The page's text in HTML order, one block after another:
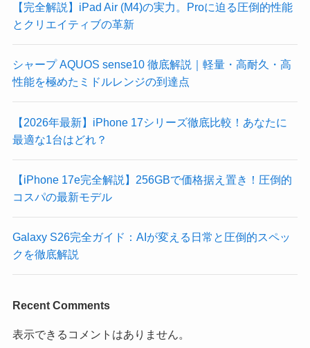
【完全解説】iPad Air (M4)の実力。Proに迫る圧倒的性能
とクリエイティブの革新
シャープ AQUOS sense10 徹底解説｜軽量・高耐久・高
性能を極めたミドルレンジの到達点
​【2026年最新】iPhone 17シリーズ徹底比較！あなたに
最適な1台はどれ？
【iPhone 17e完全解説】256GBで価格据え置き！圧倒的
コスパの最新モデル
Galaxy S26完全ガイド：AIが変える日常と圧倒的スペッ
クを徹底解説
Recent Comments
表示できるコメントはありません。